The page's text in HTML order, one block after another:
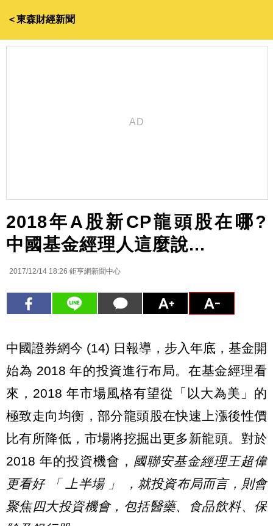
＜東森財經新聞
2018年A股新CP龍頭股在哪?
中國基金經理人這麼說...
2017/12/14 18:26 鉅亨網新聞中心
中國證券網今 (14) 日報導，步入年底，基金開
始為 2018 年的投資進行布局。在基金經理看
來，2018 年市場風格有望從「以大為美」的
極致走向均衡，部分龍頭股在快速上漲後性價
比有所降低，市場將挖掘出更多新龍頭。對於
2018 年的投資機會， 國聯安基金經理王超偉
更看好 「 上半場 」 ，就投資布局而言，則會
聚焦四大投資機會，包括醫藥、食品飲料、保